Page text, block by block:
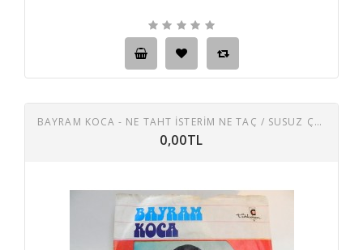
BAYRAM KOCA - NE TAHT İSTERIM NE TAÇ / SUSUZ ÇEŞME
0,00TL